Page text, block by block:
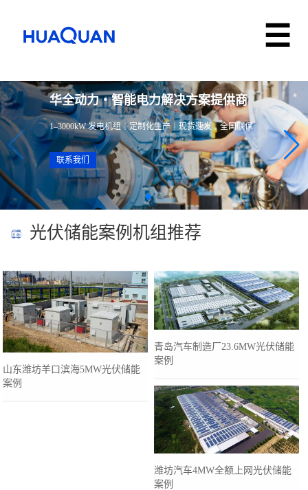
华全动力・智能电力解决方案提供商
1–3000kW 发电机组｜定制化生产｜现货速发｜全国联保
联系我们
光伏储能案例机组推荐
山东潍坊羊口滨海5MW光伏储能
案例
青岛汽车制造厂23.6MW光伏储能
案例
潍坊汽车4MW全额上网光伏储能
案例